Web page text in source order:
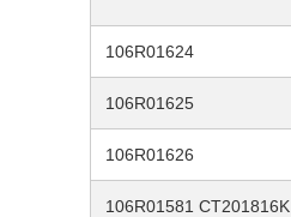
106R01624
106R01625
106R01626
106R01581 CT201816K